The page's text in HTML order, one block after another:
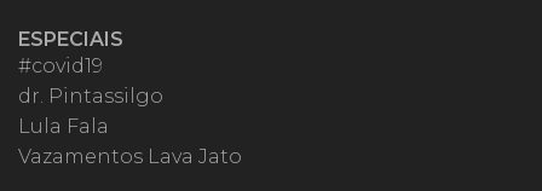
ESPECIAIS
#covid19
dr. Pintassilgo
Lula Fala
Vazamentos Lava Jato